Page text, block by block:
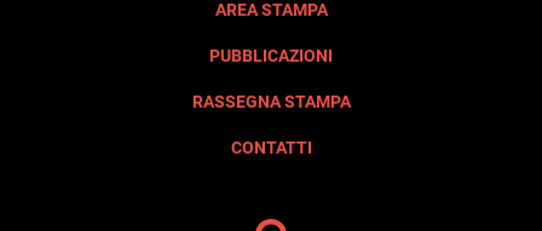
AREA STAMPA
PUBBLICAZIONI
RASSEGNA STAMPA
CONTATTI